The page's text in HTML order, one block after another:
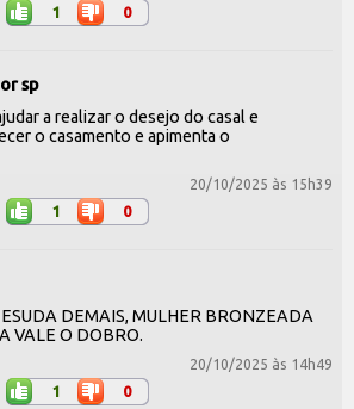
1 0
sp
a realizar o desejo do casal e
o casamento e apimenta o
20/10/2025 às 15h39
1 0
DEMAIS, MULHER BRONZEADA
VALE O DOBRO.
20/10/2025 às 14h49
1 0